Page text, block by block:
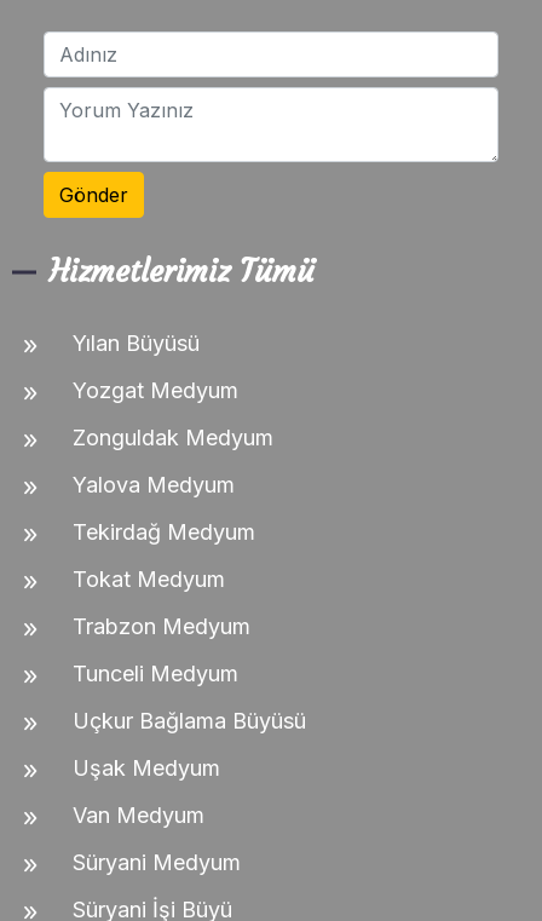
Gönder
Hizmetlerimiz Tümü
Yılan Büyüsü
Yozgat Medyum
Zonguldak Medyum
Yalova Medyum
Tekirdağ Medyum
Tokat Medyum
Trabzon Medyum
Tunceli Medyum
Uçkur Bağlama Büyüsü
Uşak Medyum
Van Medyum
Süryani Medyum
Süryani İşi Büyü